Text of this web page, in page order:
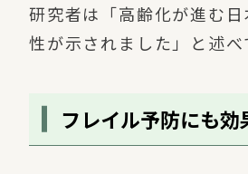
研究者は「高齢化が進む
性が示されました」と述べ
フレイル予防にも効